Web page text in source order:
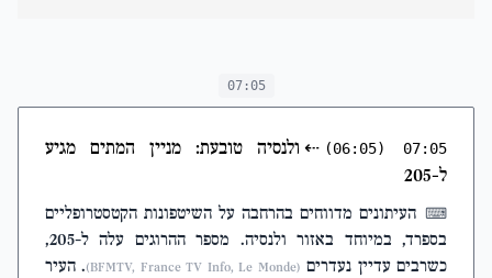
07:05
07:05
(06:05)
⇠ ולנסיה טובעת: מניין המתים מגיע
ל-205
⌨ העיתונים מדווחים בהרחבה על השיטפונות הקטסטרופליים
בספרד, במיוחד באזור ולנסיה. מספר ההרוגים עלה ל-205,
כשרבים עדיין נעדרים (BFMTV, France TV Info, Le Monde)
. העיר